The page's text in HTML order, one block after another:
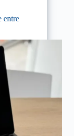
entre